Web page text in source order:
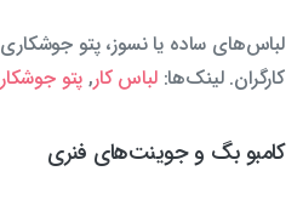
لباس‌های ساده یا نسوز، پتو
کارگران. لینک‌ها:لباس کار, پتو
کامبو بگ و جوینت‌های فنری